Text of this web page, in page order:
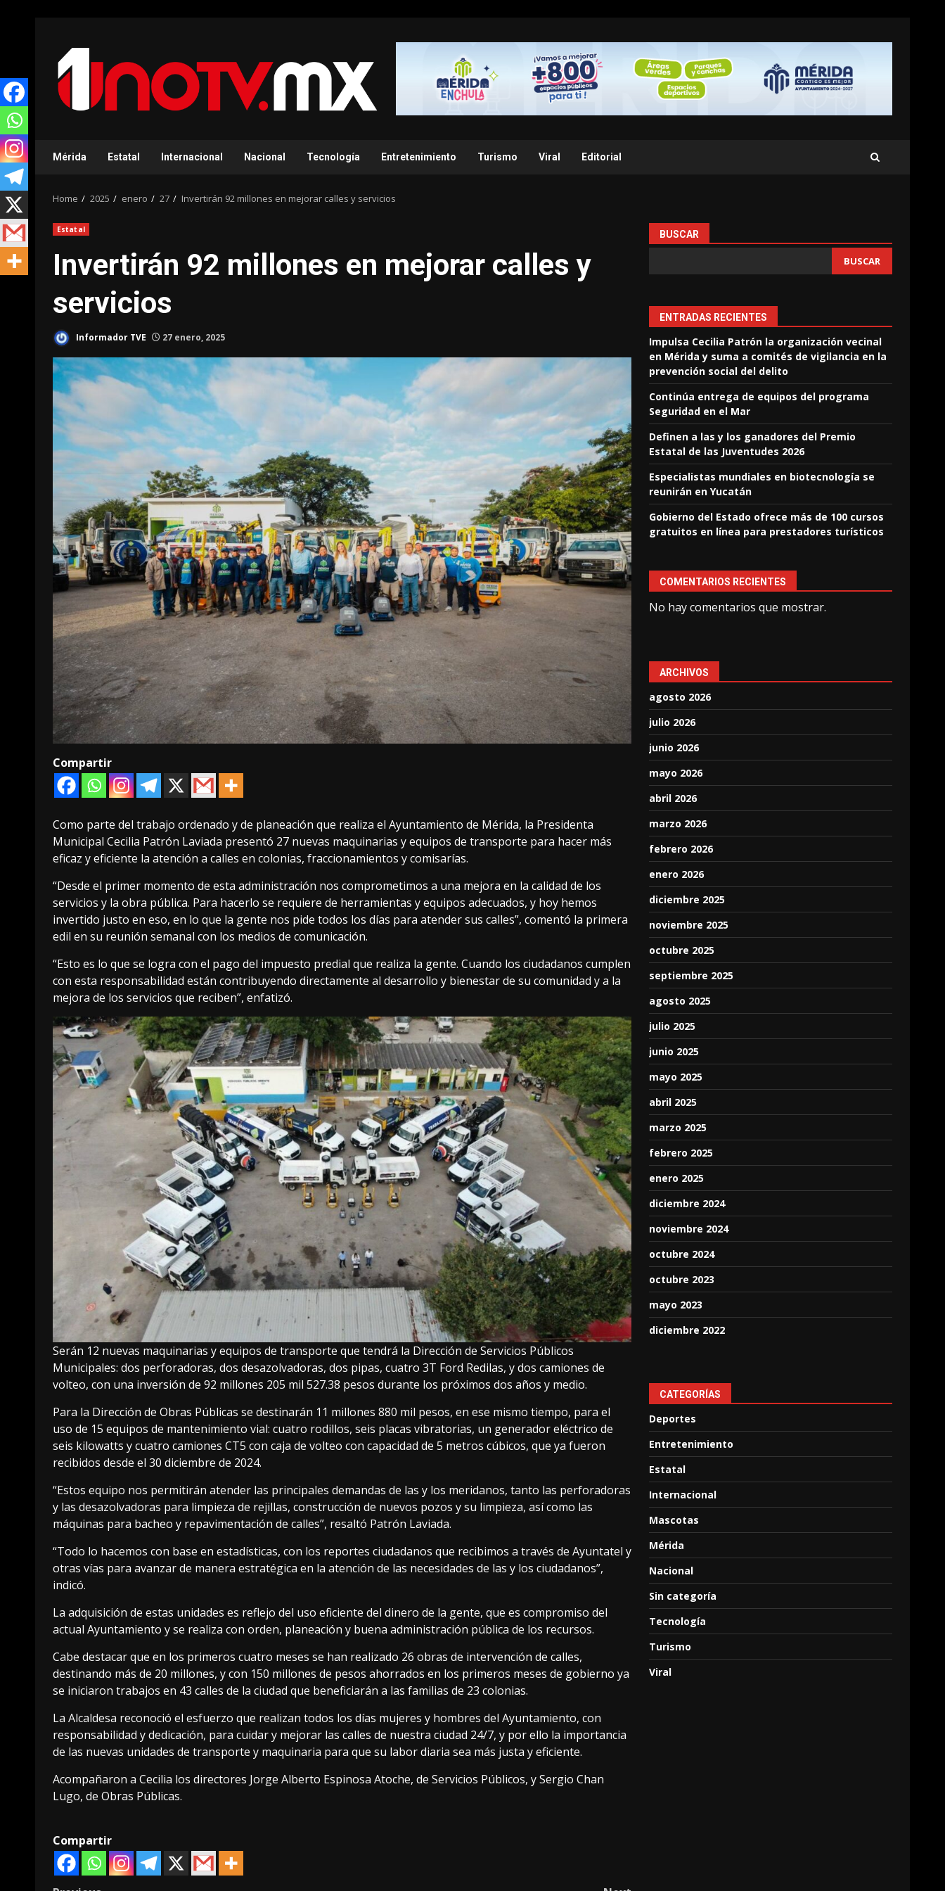
content
Mérida Estatal Internacional Nacional Tecnología Entretenimiento Turismo Viral Editorial
Home 2025 enero 27 Invertirán 92 millones en mejorar calles y servicios
Estatal
Invertirán 92 millones en mejorar calles y
servicios
Informador TVE 27 enero, 2025
Compartir
Como parte del trabajo ordenado y de planeación que realiza el Ayuntamiento de Mérida, la Presidenta
Municipal Cecilia Patrón Laviada presentó 27 nuevas maquinarias y equipos de transporte para hacer más
eficaz y eficiente la atención a calles en colonias, fraccionamientos y comisarías.
“Desde el primer momento de esta administración nos comprometimos a una mejora en la calidad de los
servicios y la obra pública. Para hacerlo se requiere de herramientas y equipos adecuados, y hoy hemos
invertido justo en eso, en lo que la gente nos pide todos los días para atender sus calles”, comentó la primera
edil en su reunión semanal con los medios de comunicación.
“Esto es lo que se logra con el pago del impuesto predial que realiza la gente. Cuando los ciudadanos cumplen
con esta responsabilidad están contribuyendo directamente al desarrollo y bienestar de su comunidad y a la
mejora de los servicios que reciben”, enfatizó.
Serán 12 nuevas maquinarias y equipos de transporte que tendrá la Dirección de Servicios Públicos
Municipales: dos perforadoras, dos desazolvadoras, dos pipas, cuatro 3T Ford Redilas, y dos camiones de
volteo, con una inversión de 92 millones 205 mil 527.38 pesos durante los próximos dos años y medio.
Para la Dirección de Obras Públicas se destinarán 11 millones 880 mil pesos, en ese mismo tiempo, para el
uso de 15 equipos de mantenimiento vial: cuatro rodillos, seis placas vibratorias, un generador eléctrico de
seis kilowatts y cuatro camiones CT5 con caja de volteo con capacidad de 5 metros cúbicos, que ya fueron
recibidos desde el 30 diciembre de 2024.
“Estos equipo nos permitirán atender las principales demandas de las y los meridanos, tanto las perforadoras
y las desazolvadoras para limpieza de rejillas, construcción de nuevos pozos y su limpieza, así como las
máquinas para bacheo y repavimentación de calles”, resaltó Patrón Laviada.
“Todo lo hacemos con base en estadísticas, con los reportes ciudadanos que recibimos a través de Ayuntatel y
otras vías para avanzar de manera estratégica en la atención de las necesidades de las y los ciudadanos”,
indicó.
La adquisición de estas unidades es reflejo del uso eficiente del dinero de la gente, que es compromiso del
actual Ayuntamiento y se realiza con orden, planeación y buena administración pública de los recursos.
Cabe destacar que en los primeros cuatro meses se han realizado 26 obras de intervención de calles,
destinando más de 20 millones, y con 150 millones de pesos ahorrados en los primeros meses de gobierno ya
se iniciaron trabajos en 43 calles de la ciudad que beneficiarán a las familias de 23 colonias.
La Alcaldesa reconoció el esfuerzo que realizan todos los días mujeres y hombres del Ayuntamiento, con
responsabilidad y dedicación, para cuidar y mejorar las calles de nuestra ciudad 24/7, y por ello la importancia
de las nuevas unidades de transporte y maquinaria para que su labor diaria sea más justa y eficiente.
Acompañaron a Cecilia los directores Jorge Alberto Espinosa Atoche, de Servicios Públicos, y Sergio Chan
Lugo, de Obras Públicas.
Compartir
BUSCAR
BUSCAR
ENTRADAS RECIENTES
Impulsa Cecilia Patrón la organización vecinal
en Mérida y suma a comités de vigilancia en la
prevención social del delito
Continúa entrega de equipos del programa
Seguridad en el Mar
Definen a las y los ganadores del Premio
Estatal de las Juventudes 2026
Especialistas mundiales en biotecnología se
reunirán en Yucatán
Gobierno del Estado ofrece más de 100 cursos
gratuitos en línea para prestadores turísticos
COMENTARIOS RECIENTES
No hay comentarios que mostrar.
ARCHIVOS
agosto 2026
julio 2026
junio 2026
mayo 2026
abril 2026
marzo 2026
febrero 2026
enero 2026
diciembre 2025
noviembre 2025
octubre 2025
septiembre 2025
agosto 2025
julio 2025
junio 2025
mayo 2025
abril 2025
marzo 2025
febrero 2025
enero 2025
diciembre 2024
noviembre 2024
octubre 2024
octubre 2023
mayo 2023
diciembre 2022
CATEGORÍAS
Deportes
Entretenimiento
Estatal
Internacional
Mascotas
Mérida
Nacional
Sin categoría
Tecnología
Turismo
Viral